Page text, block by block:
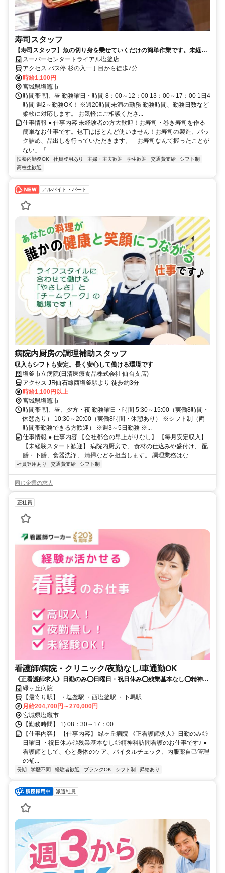
寿司スタッフ
【寿司スタッフ】魚の切り身を乗せていくだけの簡単作業です。未経験
者大歓迎！
スーパーセンタートライアル塩釜店
アクセス バス停 杉の入一丁目から徒歩7分
時給1,100円
宮城県塩竈市
時間帯 朝、昼 勤務曜日・時間 8：00～12：00 13：00～17：00 1日4
時間 週2～勤務OK！ ※週20時間未満の勤務 勤務時間、勤務日数など
柔軟に対応します。 お気軽にご相談くださ...
仕事情報 ● 仕事内容 未経験者の方大歓迎！お寿司・巻き寿司を作る
簡単なお仕事です。包丁はほとんど使いません！お寿司の製造、パッ
ク詰め、品出しを行っていただきます。「お寿司なんて握ったことが
ない」「...
扶養内勤務OK 社員登用あり 主婦・主夫歓迎 学生歓迎 交通費支給
シフト制
高校生歓迎
アルバイト・パート
病院内厨房の調理補助スタッフ
収入もシフトも安定。長く安心して働ける環境です
塩釜市立病院(日清医療食品株式会社 仙台支店)
アクセス JR仙石線西塩釜駅より 徒歩約3分
時給1,100円以上
宮城県塩竈市
時間帯 朝、昼、夕方・夜 勤務曜日・時間 5:30～15:00（実働8時間・
休憩あり） 10:30～20:00（実働8時間・休憩あり） ※シフト制（両
時間帯勤務できる方歓迎） ※週3～5日勤務 ※...
仕事情報 ● 仕事内容 【会社都合の早上がりなし】 【毎月安定収入】
【未経験スタート歓迎】 病院内厨房で、 食材の仕込みや盛付け、 配
膳・下膳、食器洗浄、 清掃などを担当します。 調理業務はな...
社員登用あり 交通費支給 シフト制
同じ企業の求人
正社員
看護師/病院・クリニック/夜勤なし/車通勤OK
《正看護師求人》日勤のみ⭕日曜日・祝日休み⭕残業基本なし⭕精神科
訪問看護のお仕事です✨
緑ヶ丘病院
【最寄り駅】 ・塩釜駅 ・西塩釜駅 ・下馬駅
月給204,700円～270,000円
宮城県塩竈市
【勤務時間】 1) 08：30～17：00
【仕事内容】 【仕事内容】 緑ヶ丘病院 《正看護師求人》日勤のみ◎
日曜日 ・祝日休み◎残業基本なし◎精神科訪問看護のお仕事です♪ ●
看護師として、心と身体のケア、バイタルチェック、内服薬自己管理
の補...
長期 学歴不問 経験者歓迎 ブランクOK シフト制 昇給あり
派遣社員